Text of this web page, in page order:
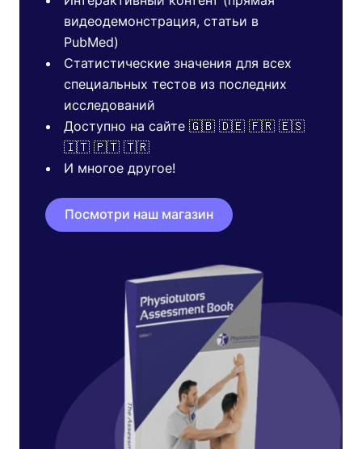
видеодемонстрация, статьи в
PubMed)
Статистические значения для всех
специальных тестов из последних
исследований
Доступно на сайте 🇬🇧 🇩🇪 🇫🇷 🇪🇸
🇮🇹 🇵🇹 🇹🇷
И многое другое!
Посмотри наш магазин